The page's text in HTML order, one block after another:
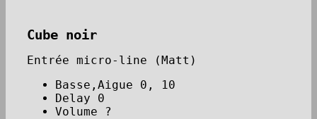
Cube noir
Entrée micro-line (Matt)
Basse,Aigue 0, 10
Delay 0
Volume ?